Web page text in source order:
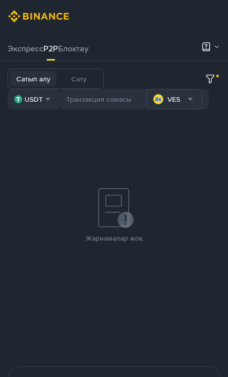
ЭкспрессP2PБлоктау
Сатып алу Сату
USDT VES
Жарнамалар жоқ